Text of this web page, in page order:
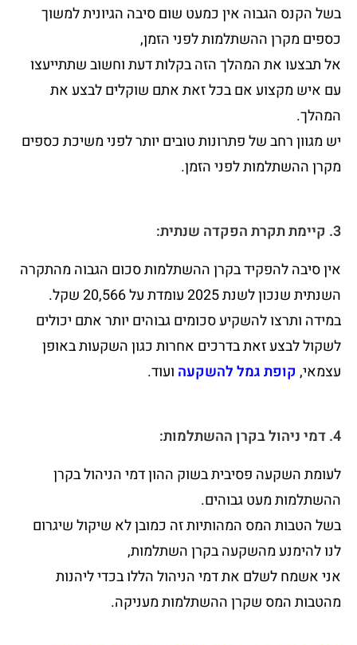
בשל הקנס הגבוה אין כמעט שום סיבה הגיונית למשוך
כספים מקרן ההשתלמות לפני הזמן,
אל תבצעו את המהלך הזה בקלות דעת וחשוב שתתייעצו
עם איש מקצוע אם בכל זאת אתם שוקלים לבצע את
המהלך.
יש מגוון רחב של פתרונות טובים יותר לפני משיכת כספים
מקרן ההשתלמות לפני הזמן.
3. קיימת תקרת הפקדה שנתית:
אין סיבה להפקיד בקרן ההשתלמות סכום הגבוה מהתקרה
השנתית שנכון לשנת 2025 עומדת על 20,566 שקל.
במידה ותרצו להשקיע סכומים גבוהים יותר אתם יכולים
לשקול לבצע זאת בדרכים אחרות כגון השקעות באופן
עצמאי, קופת גמל להשקעה ועוד.
4. דמי ניהול בקרן ההשתלמות:
לעומת השקעה פסיבית בשוק ההון דמי הניהול בקרן
ההשתלמות מעט גבוהים.
בשל הטבות המס המהותיות זה כמובן לא שיקול שיגרום
לנו להימנע מהשקעה בקרן השתלמות,
אני אשמח לשלם את דמי הניהול הללו בכדי ליהנות
מהטבות המס שקרן ההשתלמות מעניקה.